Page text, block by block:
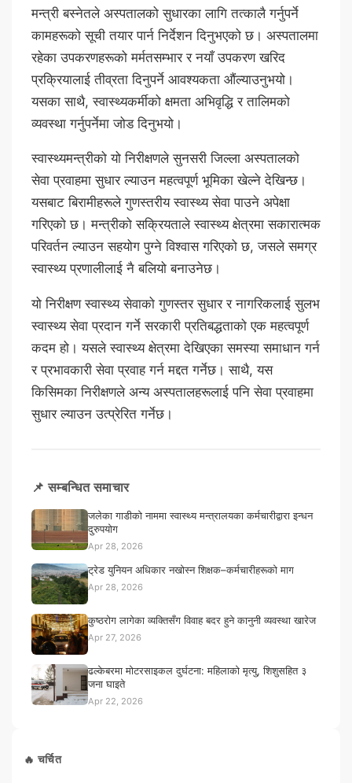
मन्त्री बस्नेतले अस्पतालको सुधारका लागि तत्कालै गर्नुपर्ने
कामहरूको सूची तयार पार्न निर्देशन दिनुभएको छ। अस्पतालमा
रहेका उपकरणहरूको मर्मतसम्भार र नयाँ उपकरण खरिद
प्रक्रियालाई तीव्रता दिनुपर्ने आवश्यकता औंल्याउनुभयो।
यसका साथै, स्वास्थ्यकर्मीको क्षमता अभिवृद्धि र तालिमको
व्यवस्था गर्नुपर्नेमा जोड दिनुभयो।
स्वास्थ्यमन्त्रीको यो निरीक्षणले सुनसरी जिल्ला अस्पतालको
सेवा प्रवाहमा सुधार ल्याउन महत्वपूर्ण भूमिका खेल्ने देखिन्छ।
यसबाट बिरामीहरूले गुणस्तरीय स्वास्थ्य सेवा पाउने अपेक्षा
गरिएको छ। मन्त्रीको सक्रियताले स्वास्थ्य क्षेत्रमा सकारात्मक
परिवर्तन ल्याउन सहयोग पुग्ने विश्वास गरिएको छ, जसले समग्र
स्वास्थ्य प्रणालीलाई नै बलियो बनाउनेछ।
यो निरीक्षण स्वास्थ्य सेवाको गुणस्तर सुधार र नागरिकलाई सुलभ
स्वास्थ्य सेवा प्रदान गर्ने सरकारी प्रतिबद्धताको एक महत्वपूर्ण
कदम हो। यसले स्वास्थ्य क्षेत्रमा देखिएका समस्या समाधान गर्न
र प्रभावकारी सेवा प्रवाह गर्न मद्दत गर्नेछ। साथै, यस
किसिमका निरीक्षणले अन्य अस्पतालहरूलाई पनि सेवा प्रवाहमा
सुधार ल्याउन उत्प्रेरित गर्नेछ।
📌 सम्बन्धित समाचार
जलेका गाडीको नाममा स्वास्थ्य मन्त्रालयका कर्मचारीद्वारा इन्धन
दुरुपयोग
Apr 28, 2026
ट्रेड युनियन अधिकार नखोस्न शिक्षक–कर्मचारीहरूको माग
Apr 28, 2026
कुष्ठरोग लागेका व्यक्तिसँग विवाह बदर हुने कानुनी व्यवस्था खारेज
Apr 27, 2026
ढल्केबरमा मोटरसाइकल दुर्घटना: महिलाको मृत्यु, शिशुसहित ३
जना घाइते
Apr 22, 2026
🔥 चर्चित